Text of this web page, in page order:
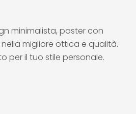
minimalista, poster con
migliore ottica e qualità.
per il tuo stile personale.